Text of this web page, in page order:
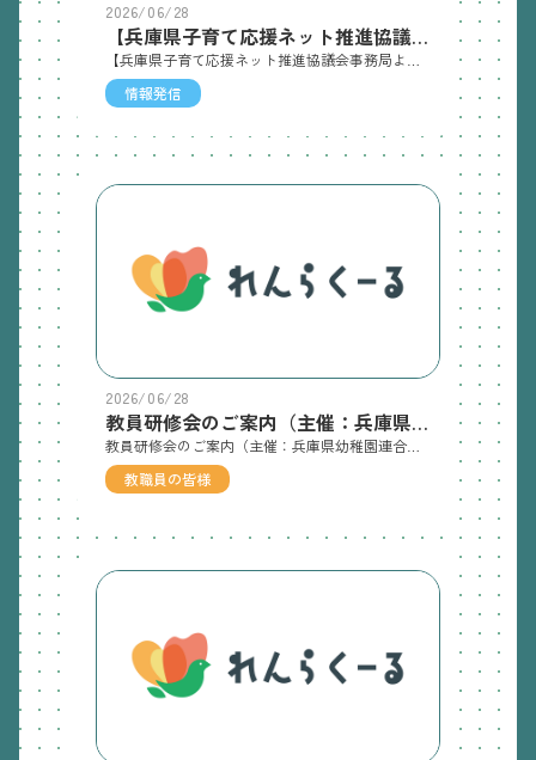
2026/06/28
【兵庫県子育て応援ネット推進協議会事務局より】
【兵庫県子育て応援ネット推進協議会事務局より】「子育て応援ネット」の推進にあたり、子育て家庭の応援活動に役立つ情報を提供するため、標記情報誌を別添のとおり発行いたしましたのでご活用ください。👉ネットワークだより 6月号
情報発信
2026/06/28
教員研修会のご案内（主催：兵庫県幼稚園連合会）
教職員の皆様